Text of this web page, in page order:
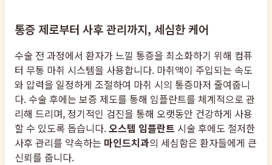
통증 제로부터 사후 관리까지, 세심한 케어
수술 전 과정에서 환자가 느낄 통증을 최소화하기 위해 컴퓨
터 무통 마취 시스템을 사용합니다. 마취액이 주입되는 속도
와 압력을 일정하게 조절하여 마취 시의 통증마저 줄여줍니
다. 수술 후에는 보증 제도를 통해 임플란트를 체계적으로 관
리해 드리며, 정기적인 검진을 통해 오랫동안 건강하게 사용
할 수 있도록 돕습니다.오스템 임플란트 시술 후에도 철저한
사후 관리를 약속하는 마인드치과의 세심함은 환자들에게 큰
신뢰를 줍니다.